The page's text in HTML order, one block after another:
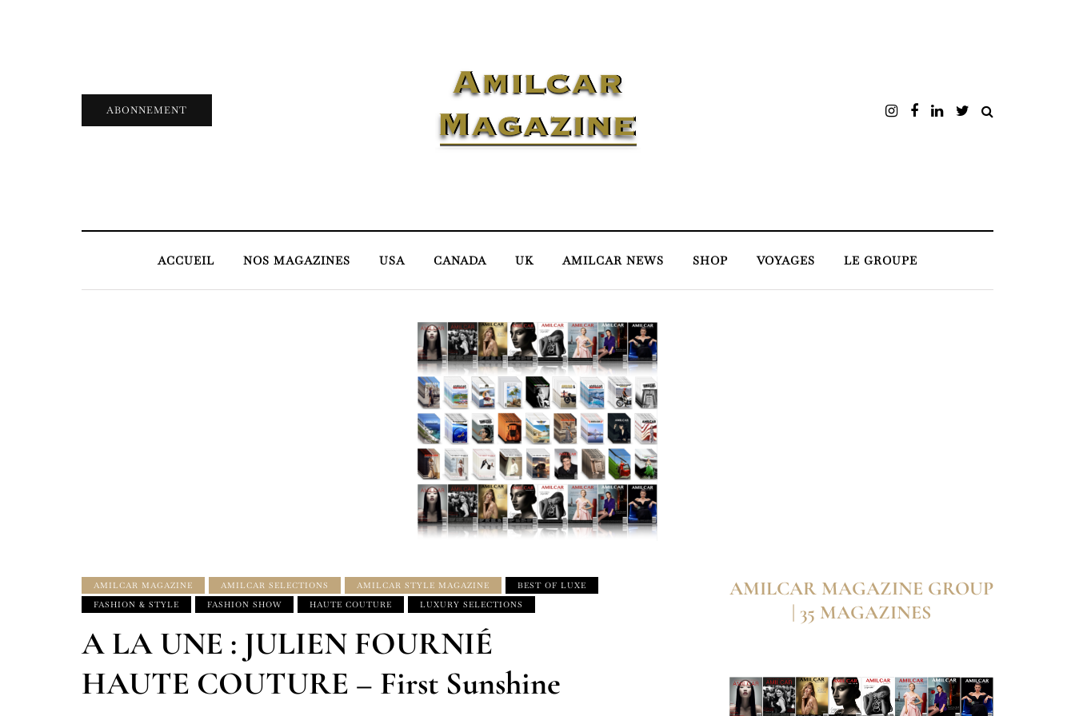
ABONNEMENT
ACCUEIL NOS MAGAZINES USA CANADA UK AMILCAR NEWS SHOP VOYAGES LE GROUPE
AMILCAR MAGAZINE AMILCAR SELECTIONS AMILCAR STYLE MAGAZINE
BEST OF LUXE
FASHION & STYLE
FASHION SHOW HAUTE COUTURE LUXURY SELECTIONS
A LA UNE : JULIEN FOURNIÉ
HAUTE COUTURE – First Sunshine
AMILCAR MAGAZINE GROUP
| 35 MAGAZINES